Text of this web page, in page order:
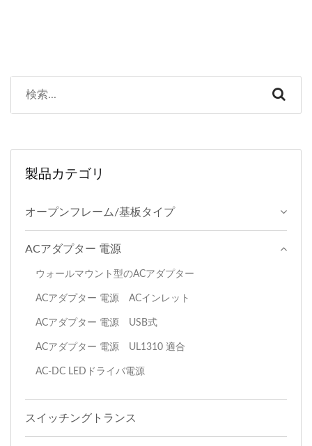
製品カテゴリ
オープンフレーム/基板タイプ
ACアダプター 電源
ウォールマウント型のACアダプター
ACアダプター 電源 ACインレット
ACアダプター 電源 USB式
ACアダプター 電源 UL1310 適合
AC-DC LEDドライバ電源
スイッチングトランス